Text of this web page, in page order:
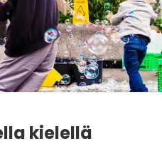
kielellä